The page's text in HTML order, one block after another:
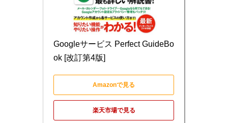
Googleサービス Perfect GuideBo
ok [改訂第4版]
Amazonで見る
楽天市場で見る